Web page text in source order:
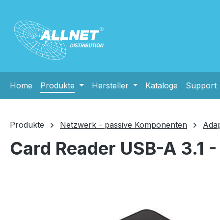
Home Produkte Hersteller Kataloge Support
Produkte Netzwerk - passive Komponenten
Card Reader USB-A 3.1